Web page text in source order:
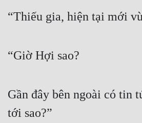
“Thiếu gia, hiện tại mới
“Giờ Hợi sao?
Gần đây bên ngoài có tin
tới sao?”